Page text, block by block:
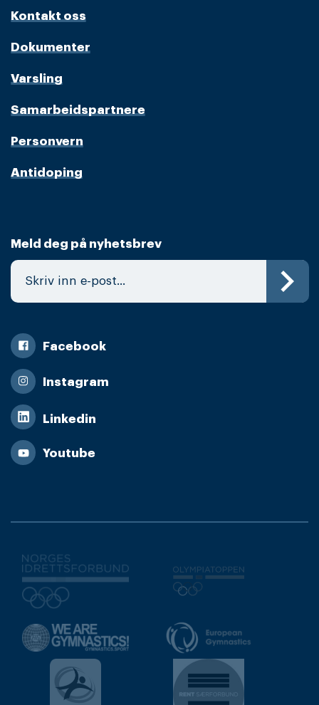
Kontakt oss
Dokumenter
Varsling
Samarbeidspartnere
Personvern
Antidoping
Meld deg på nyhetsbrev
Facebook
Instagram
Linkedin
Youtube